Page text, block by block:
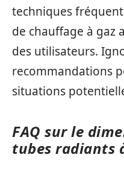
techniques
de chauffage à gaz
des utilisateurs.
recommandations
situations
FAQ sur le
tubes radiants